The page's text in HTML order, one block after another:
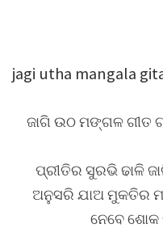
jagi utha mangala
ଜାଗି ଉଠ ମଙ୍ଗଳ ଗୀତ
ପ୍ରୀତିର ସୁରଭି ଢାଳି
ଅନୁସରି ଯାଅ ମୁକତିର
ନେବେ ଶୋକ